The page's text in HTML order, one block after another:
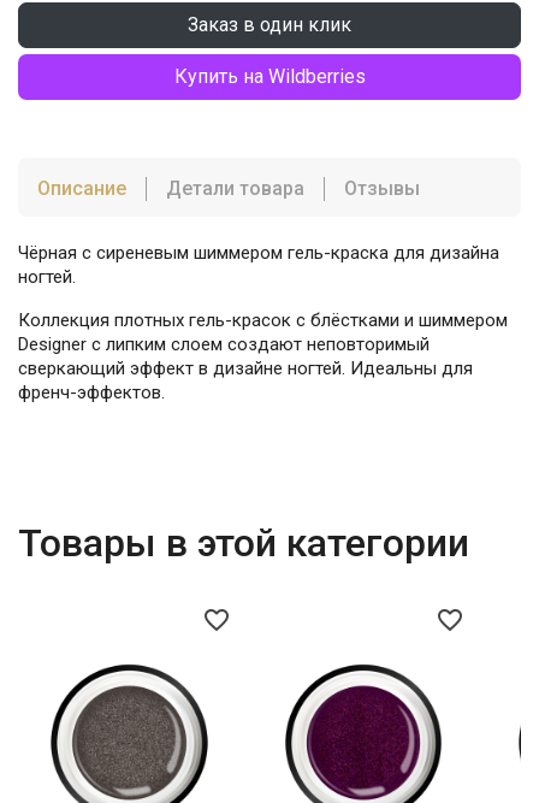
Заказ в один клик
Купить на Wildberries
Описание Детали товара Отзывы
Чёрная с сиреневым шиммером гель-краска для дизайна
ногтей.
Коллекция плотных гель-красок с блёстками и шиммером
Designer с липким слоем создают неповторимый
сверкающий эффект в дизайне ногтей. Идеальны для
френч-эффектов.
Товары в этой категории
favorite_border favorite_border